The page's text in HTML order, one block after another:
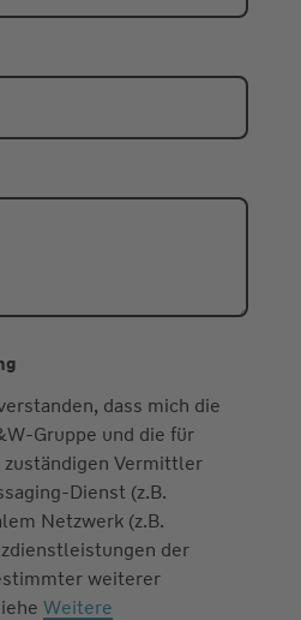
dass mich die
Gruppe und die für
Vermittler
Dienst (z.B.
Netzwerk (z.B.
der
weiterer
Weitere